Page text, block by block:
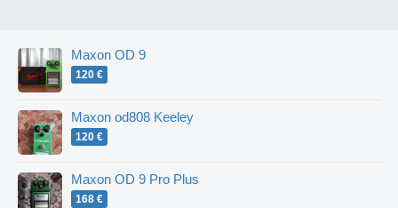
Maxon OD 9
120 €
Maxon od808 Keeley
120 €
Maxon OD 9 Pro Plus
168 €